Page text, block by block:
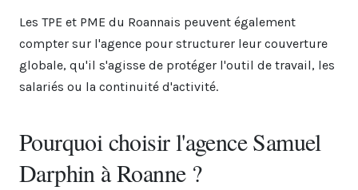
Les TPE et PME du Roannais peuvent également
compter sur l'agence pour structurer leur couverture
globale, qu'il s'agisse de protéger l'outil de travail, les
salariés ou la continuité d'activité.
Pourquoi choisir l'agence Samuel
Darphin à Roanne ?